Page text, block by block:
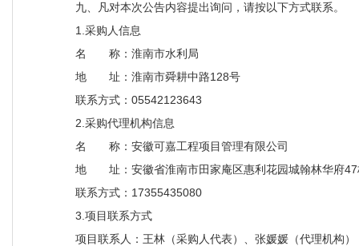
九、凡对本次公告内容提出询问，请按以下方式联系。
1.采购人信息
名 称：淮南市水利局
地 址：淮南市舜耕中路128号
联系方式：05542123643
2.采购代理机构信息
名 称：安徽可嘉工程项目管理有限公司
地 址：安徽省淮南市田家庵区惠利花园城翰林华府47
联系方式：17355435080
3.项目联系方式
项目联系人：王林（采购人代表）、张媛媛（代理机构）